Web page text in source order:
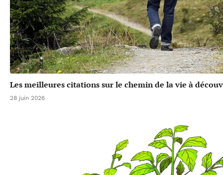
Les meilleures citations sur le chemin de la vie à
28 juin 2026